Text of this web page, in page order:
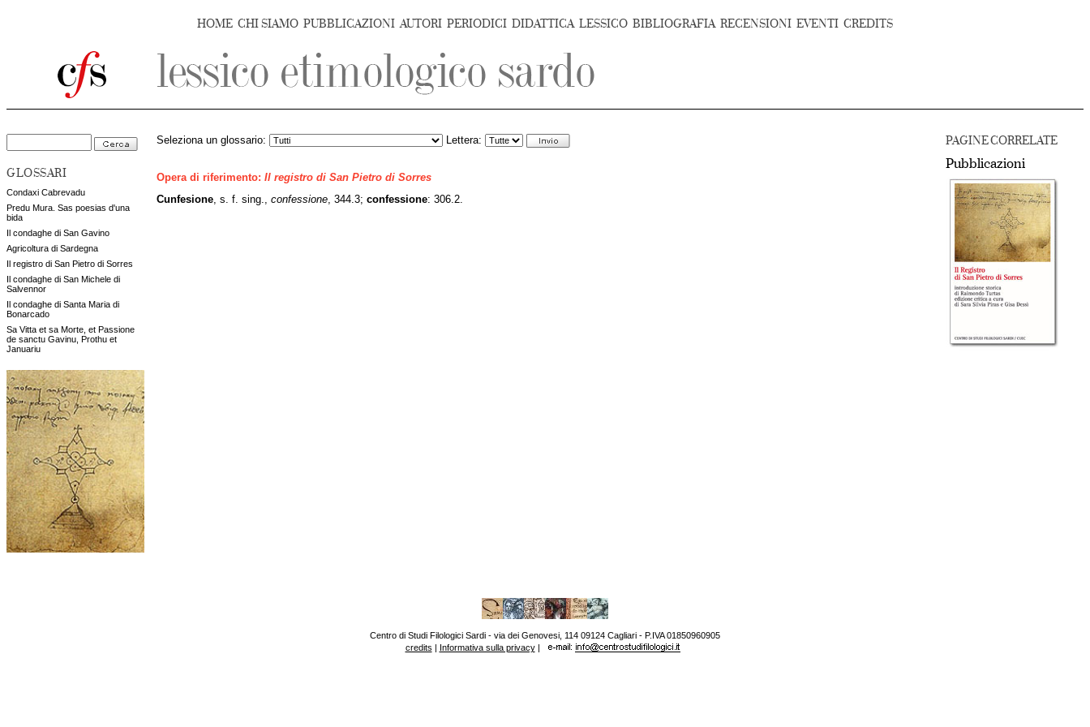
HOME CHI SIAMO PUBBLICAZIONI AUTORI PERIODICI DIDATTICA LESSICO BIBLIOGRAFIA RECENSIONI EVENTI CREDITS
GLOSSARI
Condaxi Cabrevadu
Predu Mura. Sas poesias d'una
bida
Il condaghe di San Gavino
Agricoltura di Sardegna
Il registro di San Pietro di Sorres
Il condaghe di San Michele di
Salvennor
Il condaghe di Santa Maria di
Bonarcado
Sa Vitta et sa Morte, et Passione
de sanctu Gavinu, Prothu et
Januariu
PAGINE CORRELATE
Pubblicazioni
Seleziona un glossario: Lettera:
Opera di riferimento: Il registro di San Pietro di Sorres
Cunfesione , s. f. sing., confessione , 344.3; confessione: 306.2.
Centro di Studi Filologici Sardi - via dei Genovesi, 114 09124 Cagliari - P.IVA 01850960905
credits | Informativa sulla privacy|